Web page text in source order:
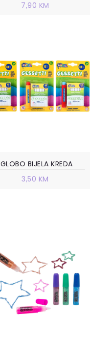
7,90 KM
GLOBO BIJELA KREDA
3,50 KM